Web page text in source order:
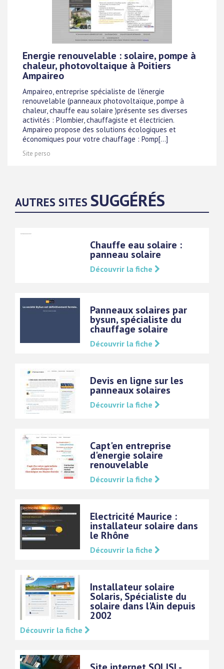
Energie renouvelable : solaire, pompe à
chaleur, photovoltaique à Poitiers
Ampaireo
Ampaireo, entreprise spécialiste de l'énergie
renouvelable (panneaux photovoltaïque, pompe à
chaleur, chauffe eau solaire )présente ses diverses
activités : Plombier, chauffagiste et électricien.
Ampaireo propose des solutions écologiques et
économiques pour votre chauffage : Pomp[...]
Site perso
AUTRES SITES SUGGÉRÉS
Chauffe eau solaire :
panneau solaire
Découvrir la fiche
Panneaux solaires par
bysun, spécialiste du
chauffage solaire
Découvrir la fiche
Devis en ligne sur les
panneaux solaires
Découvrir la fiche
Capt'en entreprise
d'energie solaire
renouvelable
Découvrir la fiche
Electricité Maurice :
installateur solaire dans
le Rhône
Découvrir la fiche
Installateur solaire
Solaris, Spécialiste du
solaire dans l'Ain depuis
2002
Découvrir la fiche